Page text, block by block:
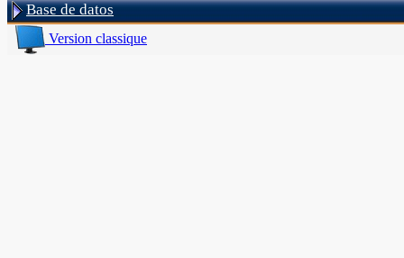
Base de datos
Version classique